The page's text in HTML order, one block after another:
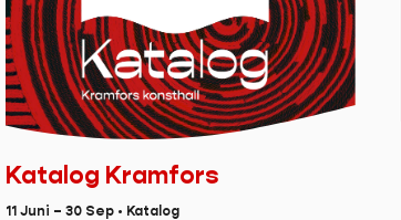
Katalog Kramfors
11 Juni – 30 Sep • Katalog